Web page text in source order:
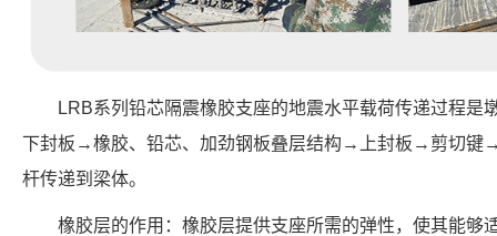
LRB系列铅芯隔震橡胶支座的地震水平载荷传递过程
下封板→橡胶、铅芯、加劲钢板叠层结构→上封板→剪切
杆传递到梁体。
橡胶层的作用：橡胶层提供支座所需的弹性，使其能够